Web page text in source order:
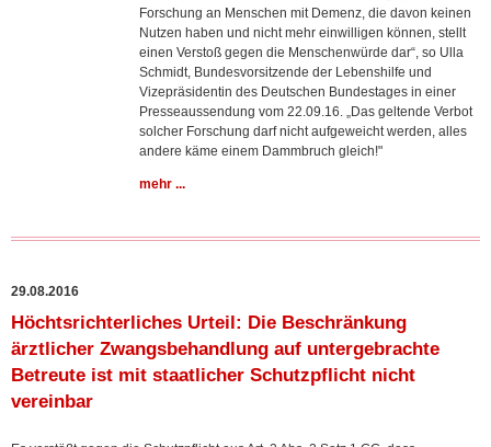
Forschung an Menschen mit Demenz, die davon keinen
Nutzen haben und nicht mehr einwilligen können, stellt
einen Verstoß gegen die Menschenwürde dar“, so Ulla
Schmidt, Bundesvorsitzende der Lebenshilfe und
Vizepräsidentin des Deutschen Bundestages in einer
Presseaussendung vom 22.09.16. „Das geltende Verbot
solcher Forschung darf nicht aufgeweicht werden, alles
andere käme einem Dammbruch gleich!"
mehr ...
29.08.2016
Höchtsrichterliches Urteil: Die Beschränkung
ärztlicher Zwangsbehandlung auf untergebrachte
Betreute ist mit staatlicher Schutzpflicht nicht
vereinbar